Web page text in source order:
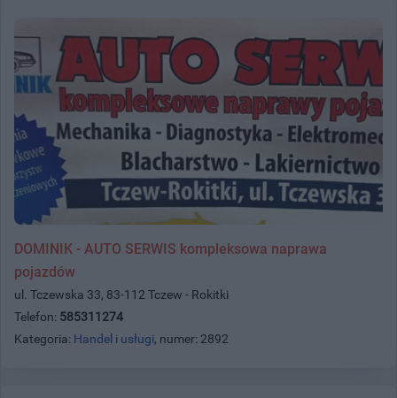
DOMINIK - AUTO SERWIS kompleksowa naprawa
pojazdów
ul. Tczewska 33, 83-112 Tczew - Rokitki
Telefon: 585311274
Kategoria: Handel i usługi, numer: 2892